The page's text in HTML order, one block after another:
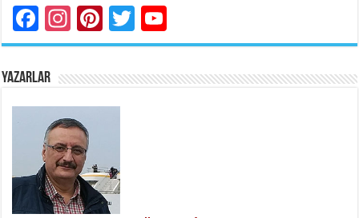
Facebook
Instagram
Pinterest
Twitter
YAZARLAR